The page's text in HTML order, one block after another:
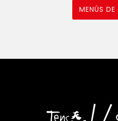
MENÚS